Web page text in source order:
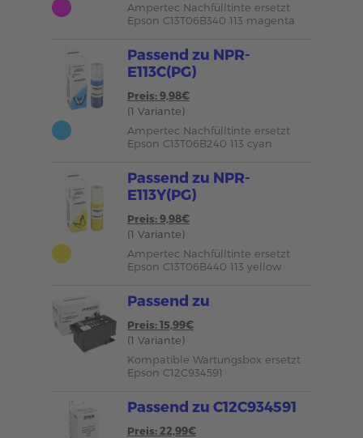
Ampertec Nachfülltinte ersetzt
Epson C13T06B340 113 magenta
Passend zu NPR-
E113C(PG)
Preis: 9,98€
(1 Variante)
Ampertec Nachfülltinte ersetzt
Epson C13T06B240 113 cyan
Passend zu NPR-
E113Y(PG)
Preis: 9,98€
(1 Variante)
Ampertec Nachfülltinte ersetzt
Epson C13T06B440 113 yellow
Passend zu
Preis: 15,99€
(1 Variante)
Kompatible Wartungsbox ersetzt
Epson C12C934591
Passend zu C12C934591
Preis: 22,99€